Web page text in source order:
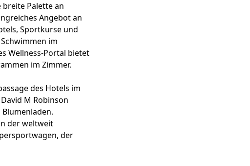
breite Palette an
Angebot an
Sportkurse und
im
Wellness-Portal bietet
im Zimmer.
des Hotels im
M Robinson
der weltweit
der